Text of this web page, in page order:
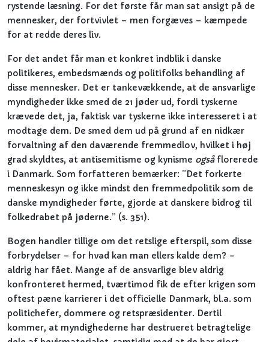
rystende læsning. For det første får man sat ansigt på de
mennesker, der fortvivlet – men forgæves – kæmpede
for at redde deres liv.
For det andet får man et konkret indblik i danske
politikeres, embedsmænds og politifolks behandling af
disse mennesker. Det er tankevækkende, at de ansvarlige
myndigheder ikke smed de 21 jøder ud, fordi tyskerne
krævede det, ja, faktisk var tyskerne ikke interesseret i at
modtage dem. De smed dem ud på grund af en nidkær
forvaltning af den daværende fremmedlov, hvilket i høj
grad skyldtes, at antisemitisme og kynisme ogsåflorerede
i Danmark. Som forfatteren bemærker: ”Det forkerte
menneskesyn og ikke mindst den fremmedpolitik som de
danske myndigheder førte, gjorde at danskere bidrog til
folkedrabet på jøderne.” (s. 351).
Bogen handler tillige om det retslige efterspil, som disse
forbrydelser – for hvad kan man ellers kalde dem? –
aldrig har fået. Mange af de ansvarlige blev aldrig
konfronteret hermed, tværtimod fik de efter krigen som
oftest pæne karrierer i det officielle Danmark, bl.a. som
politichefer, dommere og retspræsidenter. Dertil
kommer, at myndighederne har destrueret betragtelige